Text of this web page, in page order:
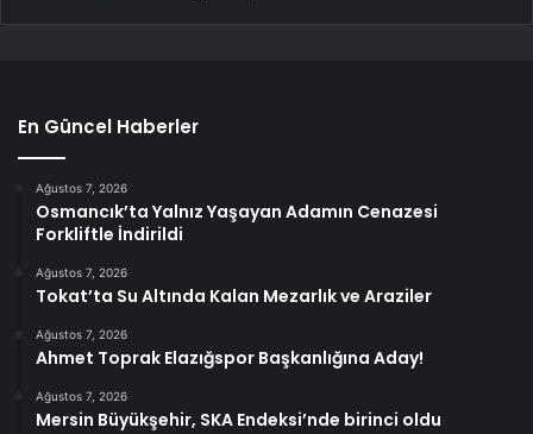
En Güncel Haberler
Ağustos 7, 2026
Osmancık’ta Yalnız Yaşayan Adamın Cenazesi
Forkliftle İndirildi
Ağustos 7, 2026
Tokat’ta Su Altında Kalan Mezarlık ve Araziler
Ağustos 7, 2026
Ahmet Toprak Elazığspor Başkanlığına Aday!
Ağustos 7, 2026
Mersin Büyükşehir, SKA Endeksi’nde birinci oldu